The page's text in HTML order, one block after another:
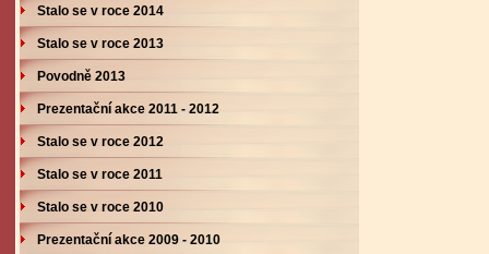
Stalo se v roce 2014
Stalo se v roce 2013
Povodně 2013
Prezentační akce 2011 - 2012
Stalo se v roce 2012
Stalo se v roce 2011
Stalo se v roce 2010
Prezentační akce 2009 - 2010